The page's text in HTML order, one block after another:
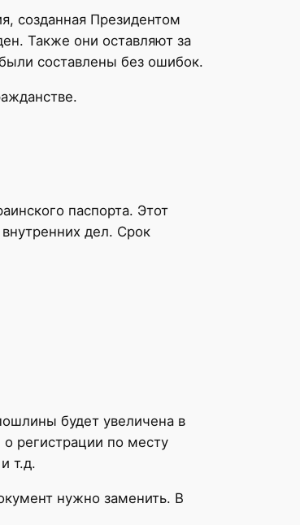
созданная Президентом
Также они оставляют за
составлены без ошибок.
паспорта. Этот
дел. Срок
будет увеличена в
регистрации по месту
т.д.
нужно заменить. В